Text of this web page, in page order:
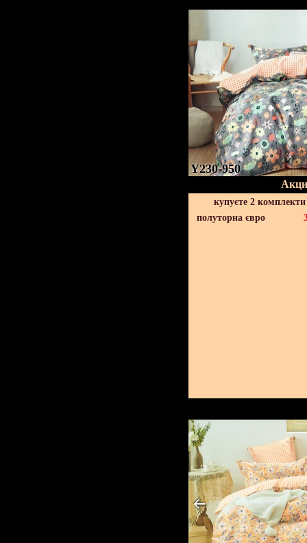
Y230-950
купуєте 2
полуторна євро